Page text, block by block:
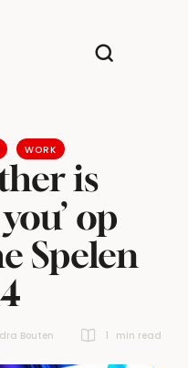
WORK
is
op
Spelen
Bouten 1 min read